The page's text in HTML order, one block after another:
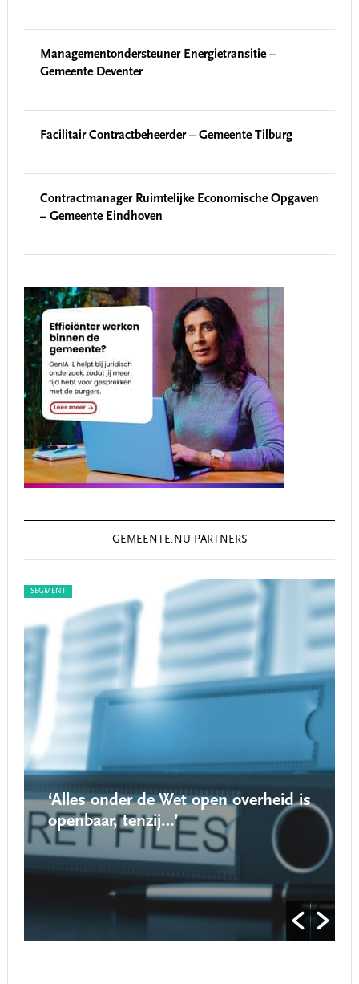
Managementondersteuner Energietransitie –
Gemeente Deventer
Facilitair Contractbeheerder – Gemeente Tilburg
Contractmanager Ruimtelijke Economische Opgaven
– Gemeente Eindhoven
GEMEENTE.NU PARTNERS
SEGMENT
‘Alles onder de Wet open overheid is
openbaar, tenzij…’